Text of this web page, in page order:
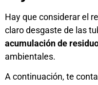
Hay que considerar el
claro desgaste de las
acumulación de
ambientales.
A continuación, te